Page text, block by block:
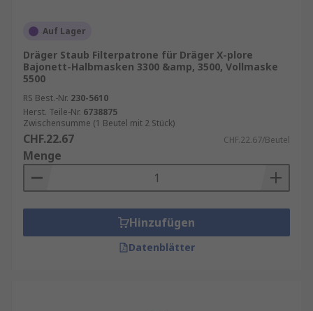
Auf Lager
Dräger Staub Filterpatrone für Dräger X-plore
Bajonett-Halbmasken 3300 &amp, 3500, Vollmaske
5500
RS Best.-Nr. 230-5610
Herst. Teile-Nr. 6738875
Zwischensumme (1 Beutel mit 2 Stück)
CHF.22.67 CHF.22.67/Beutel
Menge
Hinzufügen
Datenblätter